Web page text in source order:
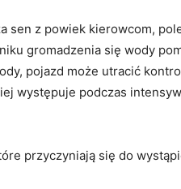
sen z powiek kierowcom,
gromadzenia się wody
pojazd może utracić
‍występuje podczas
‌przyczyniają się ⁤do